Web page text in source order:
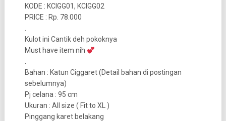
KODE : KCIGG01, KCIGG02
PRICE : Rp. 78.000
.
Kulot ini Cantik deh pokoknya
Must have item nih
.
Bahan : Katun Ciggaret (Detail bahan di postingan
sebelumnya)
Pj celana : 95 cm
Ukuran : All size ( Fit to XL )
Pinggang karet belakang